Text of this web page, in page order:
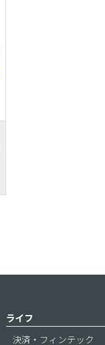
ライフ
決済・フィンテック